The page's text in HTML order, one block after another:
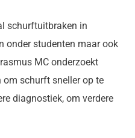
schurftuitbraken in
onder studenten maar ook
MC onderzoekt
om schurft sneller op te
diagnostiek, om verdere